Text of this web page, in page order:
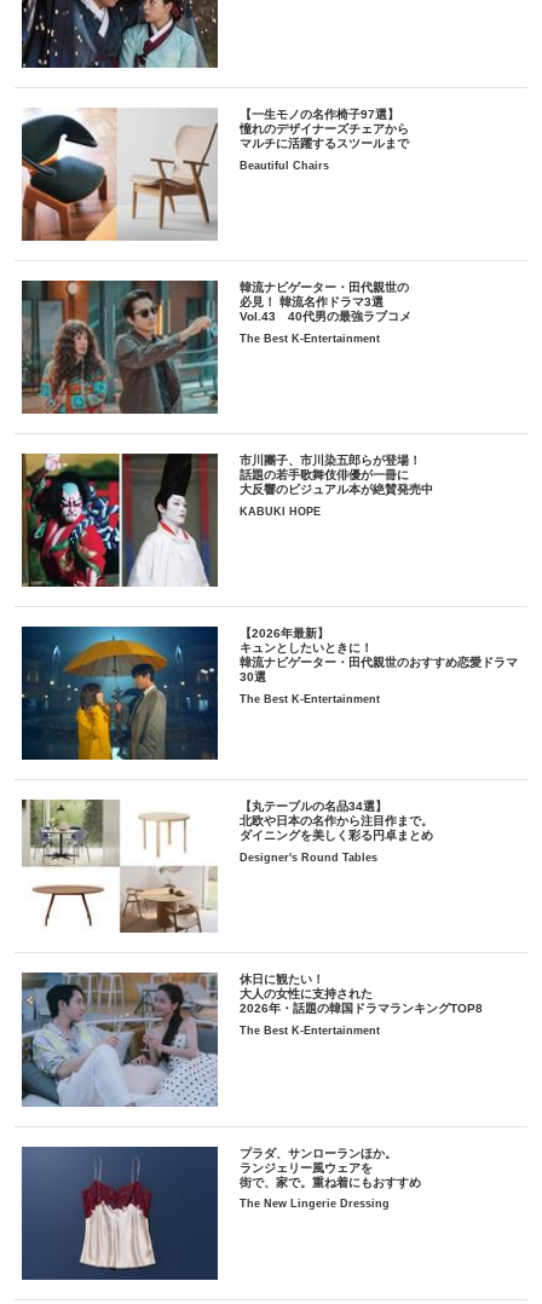
【一生モノの名作椅子97選】
憧れのデザイナーズチェアから
マルチに活躍するスツールまで
Beautiful Chairs
韓流ナビゲーター・田代親世の
必見！ 韓流名作ドラマ3選
Vol.43 40代男の最強ラブコメ
The Best K-Entertainment
市川團子、市川染五郎らが登場！
話題の若手歌舞伎俳優が一冊に
大反響のビジュアル本が絶賛発売中
KABUKI HOPE
【2026年最新】
キュンとしたいときに！
韓流ナビゲーター・田代親世のおすすめ恋愛ドラマ
30選
The Best K-Entertainment
【丸テーブルの名品34選】
北欧や日本の名作から注目作まで。
ダイニングを美しく彩る円卓まとめ
Designer's Round Tables
休日に観たい！
大人の女性に支持された
2026年・話題の韓国ドラマランキングTOP8
The Best K-Entertainment
プラダ、サンローランほか。
ランジェリー風ウェアを
街で、家で。重ね着にもおすすめ
The New Lingerie Dressing